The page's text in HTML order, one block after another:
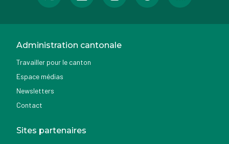
Administration cantonale
Travailler pour le canton
Espace médias
Newsletters
Contact
Sites partenaires